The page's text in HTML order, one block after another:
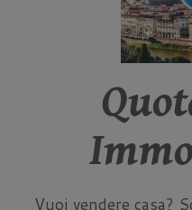
Vuoi vendere casa?